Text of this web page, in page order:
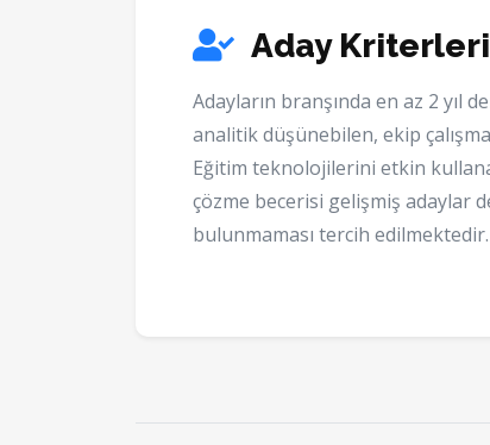
Aday Kriterleri
Adayların branşında en az 2 yıl
analitik düşünebilen, ekip
Eğitim teknolojilerini etkin
çözme becerisi gelişmiş adaylar
bulunmaması tercih edilmektedir.